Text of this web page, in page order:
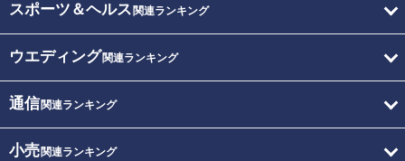
スポーツ＆ヘルス 関連ランキング
ウエディング関連ランキング
通信関連ランキング
小売関連ランキング